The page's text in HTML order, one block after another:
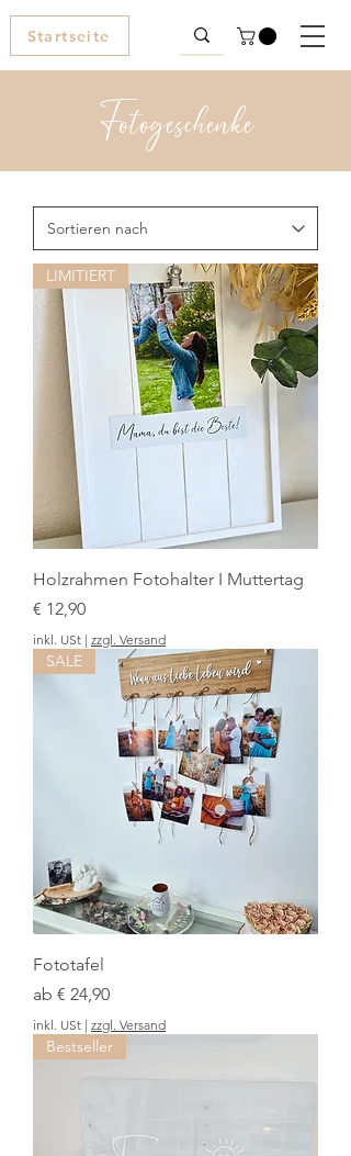
Startseite
Fotogeschenke
LIMITIERT
Holzrahmen Fotohalter I Muttertag
Preis
€ 12,90
inkl. USt | zzgl. Versand
SALE
Fototafel
ab € 24,90
Sale-Preis
inkl. USt | zzgl. Versand
Bestseller